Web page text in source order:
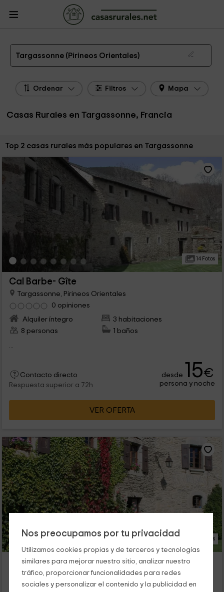
Nos preocupamos por tu privacidad
Utilizamos cookies propias y de terceros y tecnologías
similares para mejorar nuestro sitio, analizar nuestro
tráfico, proporcionar funcionalidades para redes
sociales y personalizar el contenido y la publicidad en
Casas Rurales Francia
Rosellón
Casas Rurales Pirineos Orientales
Casas Rurales Targassonne
Las 2 mejores casas rurales en Targassonne de 2026
Targassonne (Pirineos Orientales)
Ordenar Filtros Mapa
Casas Rurales en Targassonne, Francia
Ordenar por:
Top 2 casas rurales más populares en Targassonne
14 Fotos
Cal Barbe- Gîte
Targassonne, Pirineos Orientales
0 opiniones
Alquiler íntegro
3 habitaciones
8 personas
1 baños
...
Contacto directo
Respuesta superior a 72h
desde 15€
persona y noche
VER OFERTA
14 Fotos
Cal Barbe- Chambres d'hôte
Targassonne, Pirineos Orientales
0 opiniones